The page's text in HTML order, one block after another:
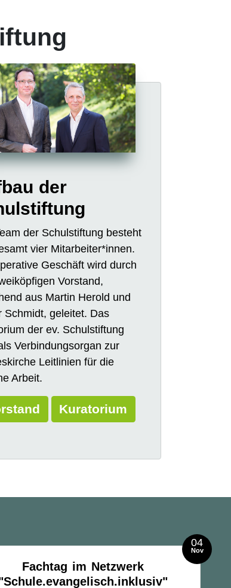
der
der Schulstiftung besteht
vier Mitarbeiter*innen.
Geschäft wird durch
Vorstand,
aus Martin Herold und
Schmidt, geleitet. Das
der ev. Schulstiftung
Verbindungsorgan zur
Leitlinien für die
Arbeit.
Kuratorium
04
Nov
Fachtag im Netzwerk